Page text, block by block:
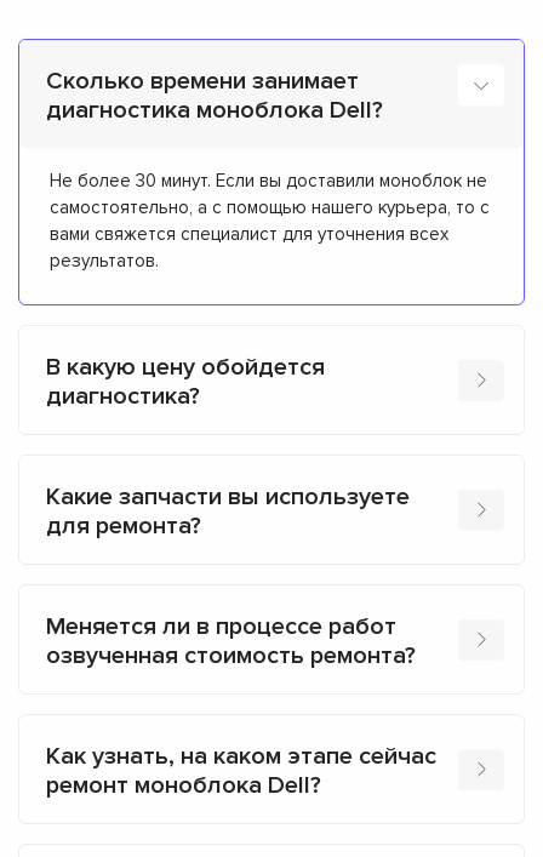
Сколько времени занимает
диагностика моноблока Dell?
Не более 30 минут. Если вы доставили моноблок не
самостоятельно, а с помощью нашего курьера, то с
вами свяжется специалист для уточнения всех
результатов.
В какую цену обойдется
диагностика?
Какие запчасти вы используете
для ремонта?
Меняется ли в процессе работ
озвученная стоимость ремонта?
Как узнать, на каком этапе сейчас
ремонт моноблока Dell?